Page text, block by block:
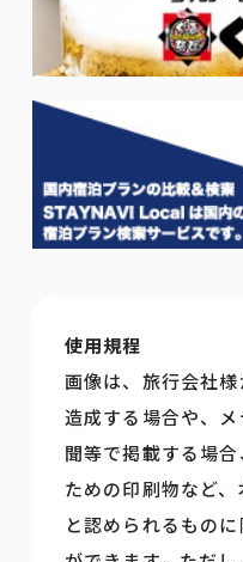
使用規程
画像は、旅行会社
造成する場合や、
聞等で掲載する場
ための印刷物など
と認められるもの